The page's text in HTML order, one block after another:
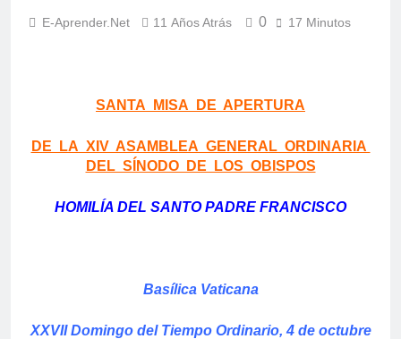
E-Aprender.net 11 Años Atrás 0 17 Minutos
SANTA MISA DE APERTURA
DE LA XIV ASAMBLEA GENERAL ORDINARIA
DEL SÍNODO DE LOS OBISPOS
HOMILÍA DEL SANTO PADRE FRANCISCO
Basílica Vaticana
XXVII Domingo del Tiempo Ordinario, 4 de octubre